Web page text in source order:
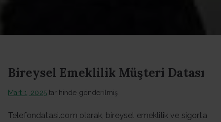
Bireysel Emeklilik Müşteri Datası
Mart 1, 2025tarihinde gönderilmiş
Telefondatasi.com olarak, bireysel emeklilik ve sigorta